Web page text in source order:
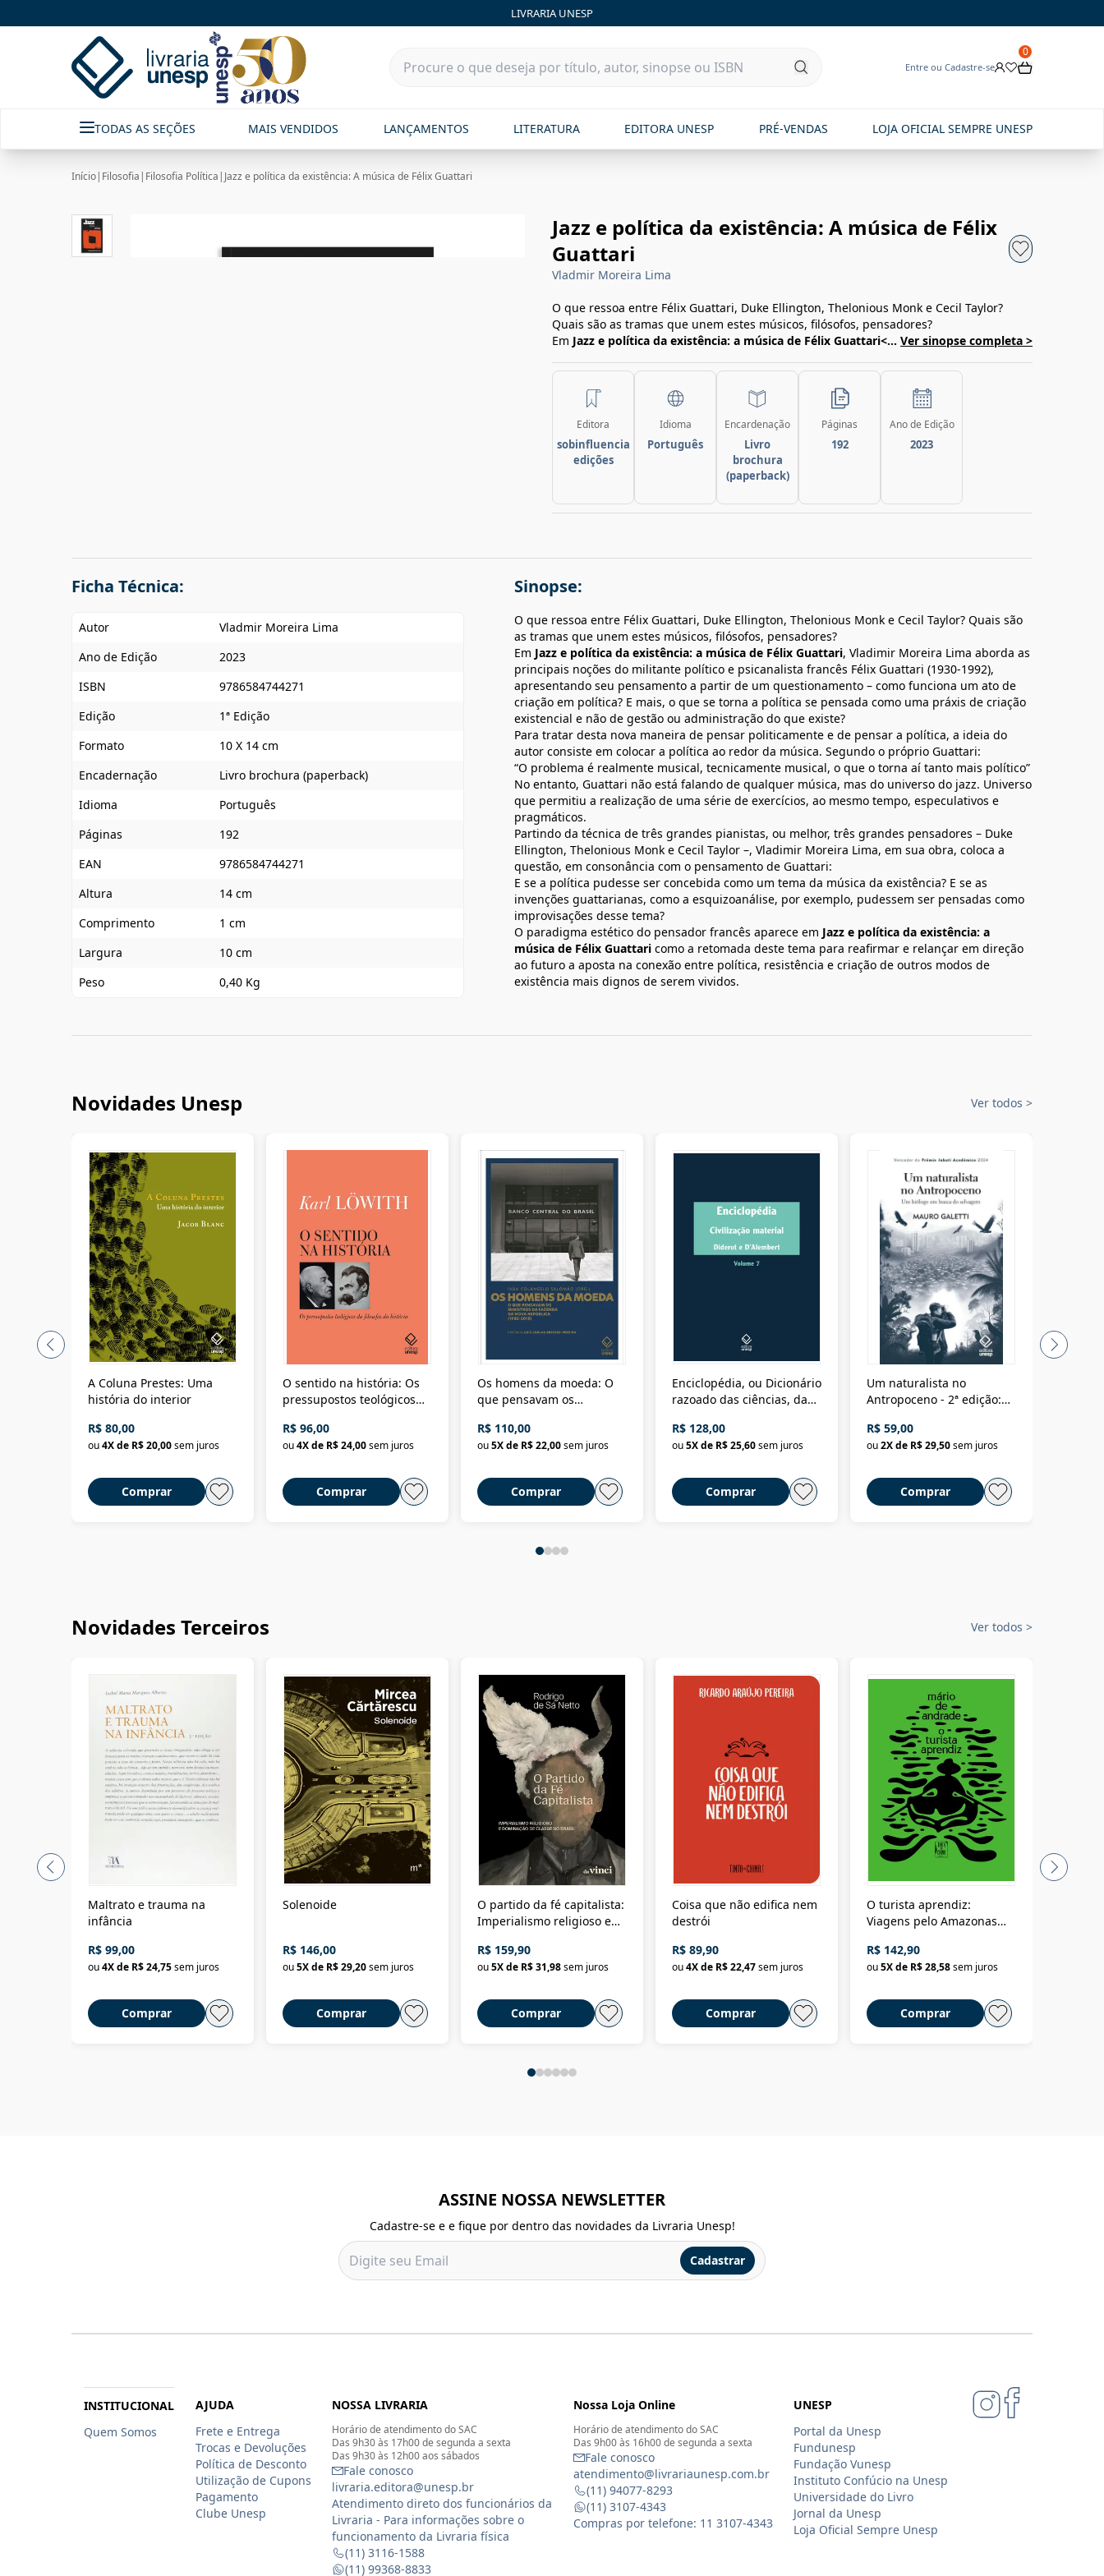
LIVRARIA UNESP
Entre ou Cadastre-se
0
TODAS AS SEÇÕES MAIS VENDIDOS LANÇAMENTOS LITERATURA EDITORA UNESP PRÉ-VENDAS LOJA OFICIAL SEMPRE UNESP
Início| Filosofia | Filosofia Política | Jazz e política da existência: A música de Félix Guattari
Jazz e política da existência: A música de Félix
Guattari
Vladmir Moreira Lima
O que ressoa entre Félix Guattari, Duke Ellington, Thelonious Monk e Cecil Taylor?
Quais são as tramas que unem estes músicos, filósofos, pensadores?
Em Jazz e política da existência: a música de Félix Guattari<... Ver sinopse completa >
Editora
sobinfluencia
edições
Idioma
Português
Encardenação
Livro
brochura
(paperback)
Páginas
192
Ano de Edição
2023
Ficha Técnica:
Autor
Vladmir Moreira Lima
Ano de Edição
2023
ISBN
9786584744271
Edição
1ª Edição
Formato
10 X 14 cm
Encadernação
Livro brochura (paperback)
Idioma
Português
Páginas
192
EAN
9786584744271
Altura
14 cm
Comprimento
1 cm
Largura
10 cm
Peso
0,40 Kg
Sinopse:
O que ressoa entre Félix Guattari, Duke Ellington, Thelonious Monk e Cecil Taylor? Quais são
as tramas que unem estes músicos, filósofos, pensadores?
Em Jazz e política da existência: a música de Félix Guattari, Vladimir Moreira Lima aborda as
principais noções do militante político e psicanalista francês Félix Guattari (1930-1992),
apresentando seu pensamento a partir de um questionamento – como funciona um ato de
criação em política? E mais, o que se torna a política se pensada como uma práxis de criação
existencial e não de gestão ou administração do que existe?
Para tratar desta nova maneira de pensar politicamente e de pensar a política, a ideia do
autor consiste em colocar a política ao redor da música. Segundo o próprio Guattari:
“O problema é realmente musical, tecnicamente musical, o que o torna aí tanto mais político”
No entanto, Guattari não está falando de qualquer música, mas do universo do jazz. Universo
que permitiu a realização de uma série de exercícios, ao mesmo tempo, especulativos e
pragmáticos.
Partindo da técnica de três grandes pianistas, ou melhor, três grandes pensadores – Duke
Ellington, Thelonious Monk e Cecil Taylor –, Vladimir Moreira Lima, em sua obra, coloca a
questão, em consonância com o pensamento de Guattari:
E se a política pudesse ser concebida como um tema da música da existência? E se as
invenções guattarianas, como a esquizoanálise, por exemplo, pudessem ser pensadas como
improvisações desse tema?
O paradigma estético do pensador francês aparece em Jazz e política da existência: a
música de Félix Guattari como a retomada deste tema para reafirmar e relançar em direção
ao futuro a aposta na conexão entre política, resistência e criação de outros modos de
existência mais dignos de serem vividos.
Novidades Unesp Ver todos >
A Coluna Prestes: Uma
história do interior
R$ 80,00
ou4X de R$ 20,00sem juros
Comprar
O sentido na história: Os
pressupostos teológicos
R$ 96,00
ou4X de R$ 24,00sem juros
Comprar
Os homens da moeda: O
que pensavam os
Nova República (1985-
2018)
R$ 110,00
ou5X de R$ 22,00sem juros
Comprar
Enciclopédia, ou Dicionário
razoado das ciências, das
Civilização material
R$ 128,00
ou5X de R$ 25,60sem juros
Comprar
Um naturalista no
Antropoceno - 2ª edição:
selvagem
R$ 59,00
ou2X de R$ 29,50sem juros
Comprar
Novidades Terceiros Ver todos >
Maltrato e trauma na
infância
R$ 99,00
ou4X de R$ 24,75sem juros
Comprar
Solenoide
R$ 146,00
ou5X de R$ 29,20sem juros
Comprar
O partido da fé capitalista:
Imperialismo religioso e
Brasil
R$ 159,90
ou5X de R$ 31,98sem juros
Comprar
Coisa que não edifica nem
destrói
R$ 89,90
ou4X de R$ 22,47sem juros
Comprar
O turista aprendiz:
Viagens pelo Amazonas
até a Bolívia e por Marajó
até dizer chega
R$ 142,90
ou5X de R$ 28,58sem juros
Comprar
ASSINE NOSSA NEWSLETTER
Cadastre-se e e fique por dentro das novidades da Livraria Unesp!
Cadastrar
INSTITUCIONAL
Quem Somos
AJUDA
Frete e Entrega
Trocas e Devoluções
Política de Desconto
Utilização de Cupons
Pagamento
Clube Unesp
NOSSA LIVRARIA
Horário de atendimento do SAC
Das 9h30 às 17h00 de segunda a sexta
Das 9h30 às 12h00 aos sábados
Fale conosco
livraria.editora@unesp.br
Atendimento direto dos funcionários da
Livraria - Para informações sobre o
funcionamento da Livraria física
(11) 3116-1588
(11) 99368-8833
Nossa Loja Online
Horário de atendimento do SAC
Das 9h00 às 16h00 de segunda a sexta
Fale conosco
atendimento@livrariaunesp.com.br
(11) 94077-8293
(11) 3107-4343
Compras por telefone: 11 3107-4343
UNESP
Portal da Unesp
Fundunesp
Fundação Vunesp
Instituto Confúcio na Unesp
Universidade do Livro
Jornal da Unesp
Loja Oficial Sempre Unesp